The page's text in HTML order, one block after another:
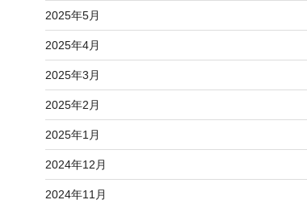
2025年5月
2025年4月
2025年3月
2025年2月
2025年1月
2024年12月
2024年11月